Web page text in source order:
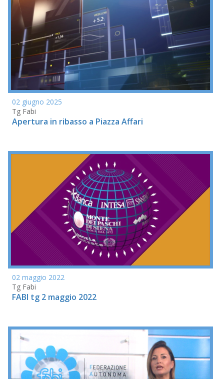
02 giugno 2025
Tg Fabi
Apertura in ribasso a Piazza Affari
02 maggio 2022
Tg Fabi
FABI tg 2 maggio 2022